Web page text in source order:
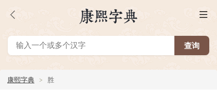
康熙字典 胜